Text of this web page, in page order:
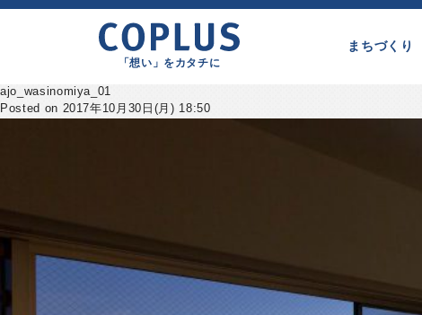
「想い」をカタチに
まちづくり
ajo_wasinomiya_01
Posted on 2017年10月30日(月) 18:50